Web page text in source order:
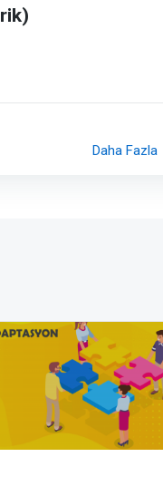
Daha Fazla